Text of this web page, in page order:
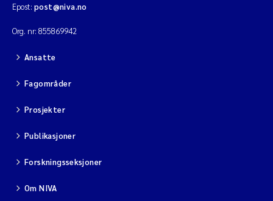
Epost: post@niva.no
Org. nr: 855869942
Ansatte
Fagområder
Prosjekter
Publikasjoner
Forskningsseksjoner
Om NIVA